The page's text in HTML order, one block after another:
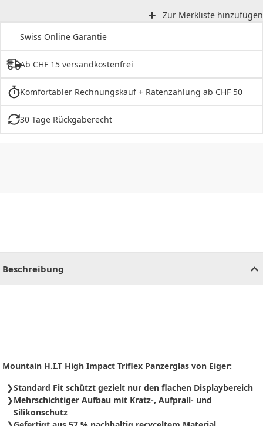
Zur Merkliste hinzufügen
Swiss Online Garantie
Ab CHF 15 versandkostenfrei
Komfortabler Rechnungskauf + Ratenzahlung ab CHF 50
30 Tage Rückgaberecht
Beschreibung
Mountain H.I.T High Impact Triflex Panzerglas von Eiger:
Standard Fit schützt gezielt nur den flachen Displaybereich
Mehrschichtiger Aufbau mit Kratz-, Aufprall- und
Silikonschutz